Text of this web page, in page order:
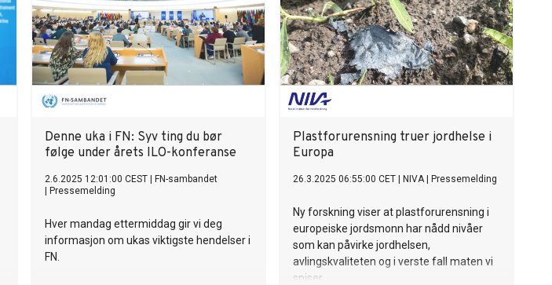
Denne uka i FN: Syv ting du bør
følge under årets ILO-konferanse
2.6.2025 12:01:00 CEST
FN-sambandet
Pressemelding
Hver mandag ettermiddag gir vi deg
informasjon om ukas viktigste hendelser i
FN.
Plastforurensning truer jordhelse i
Europa
26.3.2025 06:55:00 CET NIVA| Pressemelding
Ny forskning viser at plastforurensning i
europeiske jordsmonn har nådd nivåer
som kan påvirke jordhelsen,
avlingskvaliteten og i verste fall maten vi
spiser.